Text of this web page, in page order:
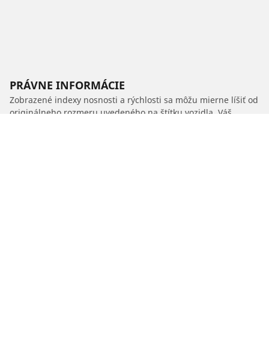
PRÁVNE INFORMÁCIE
Zobrazené indexy nosnosti a rýchlosti sa môžu mierne líšiť od
originálneho rozmeru uvedeného na štítku vozidla. Váš